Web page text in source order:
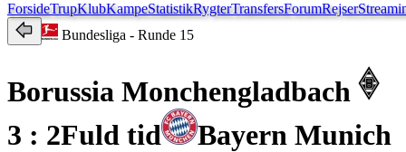
ForsideTrupKlubKampeStatistikRygterTransfersForumRejser
Bundesliga - Runde 15
Borussia Monchengladbach
3 : 2Fuld tid Bayern Munich